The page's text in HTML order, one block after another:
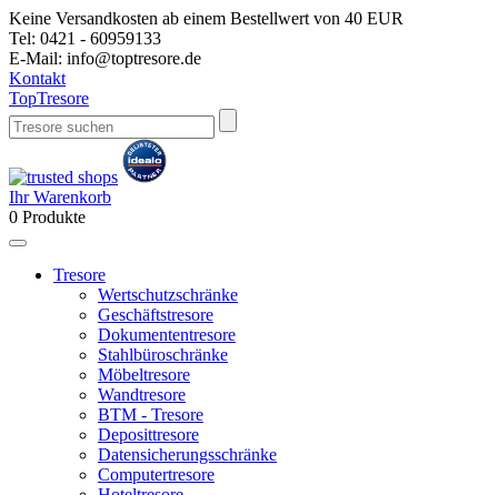
Keine Versandkosten ab einem Bestellwert von 40 EUR
Tel: 0421 - 60959133
E-Mail: info@toptresore.de
Kontakt
TopTresore
Ihr Warenkorb
0 Produkte
Tresore
Wertschutzschränke
Geschäftstresore
Dokumententresore
Stahlbüroschränke
Möbeltresore
Wandtresore
BTM - Tresore
Deposittresore
Datensicherungsschränke
Computertresore